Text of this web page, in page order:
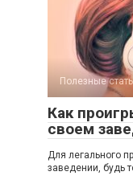
Полезные
Как
своем
Для легального
заведении, будь